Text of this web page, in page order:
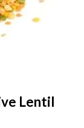
Lentil